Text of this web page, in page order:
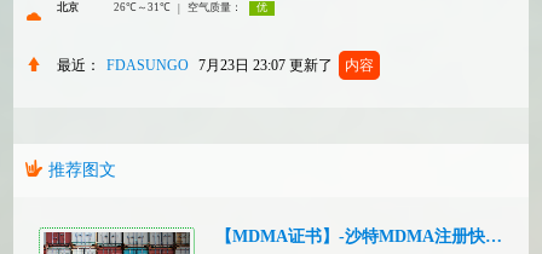
最近： FDASUNGO 7月23日 23:07 更新了 内容
推荐图文
【MDMA证书】-沙特MDMA注册快速下证